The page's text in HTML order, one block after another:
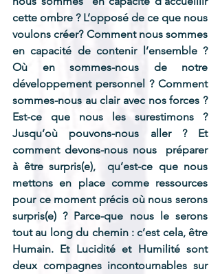
cette ombre ? L’opposé de ce que nous
voulons créer? Comment nous sommes
en capacité de contenir l’ensemble ?
Où en sommes-nous de notre
développement personnel ? Comment
sommes-nous au clair avec nos forces ?
Est-ce que nous les surestimons ?
Jusqu’où pouvons-nous aller ? Et
comment devons-nous nous  préparer
à être surpris(e),  qu’est-ce que nous
mettons en place comme ressources
pour ce moment précis où nous serons
surpris(e) ? Parce-que nous le serons
tout au long du chemin : c’est cela, être
Humain. Et Lucidité et Humilité sont
deux compagnes incontournables sur